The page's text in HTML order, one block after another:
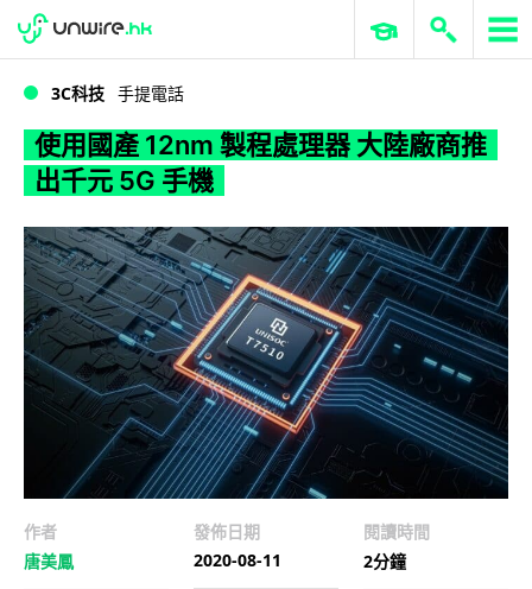
WWDC 2026 ERP 與商業 AI
3C科技 手提電話
使用國產 12nm 製程處理器 大陸廠商推
出千元 5G 手機
作者
唐美鳳
發佈日期
2020-08-11
閱讀時間
2分鐘